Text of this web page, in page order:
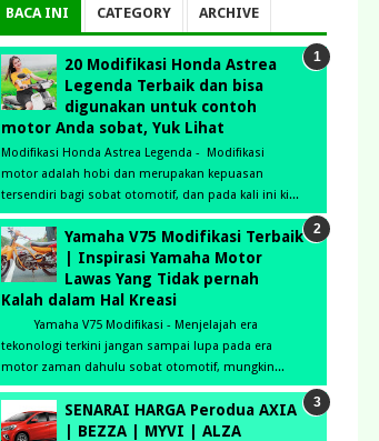
BACA INI CATEGORY ARCHIVE
20 Modifikasi Honda Astrea
Legenda Terbaik dan bisa
digunakan untuk contoh
motor Anda sobat, Yuk Lihat
Modifikasi Honda Astrea Legenda - Modifikasi
motor adalah hobi dan merupakan kepuasan
tersendiri bagi sobat otomotif, dan pada kali ini ki...
Yamaha V75 Modifikasi Terbaik
| Inspirasi Yamaha Motor
Lawas Yang Tidak pernah
Kalah dalam Hal Kreasi
Yamaha V75 Modifikasi - Menjelajah era
tekonologi terkini jangan sampai lupa pada era
motor zaman dahulu sobat otomotif, mungkin...
SENARAI HARGA Perodua AXIA
| BEZZA | MYVI | ALZA